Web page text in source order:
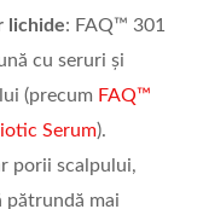
lichide: FAQ™ 301
cu seruri și
(precum FAQ™
Serum).
porii scalpului,
pătrundă mai